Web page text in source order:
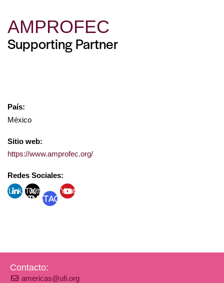
AMPROFEC
Supporting Partner
País:
México
Sitio web:
https://www.amprofec.org/
Redes Sociales:
Link Twitt
Instagram
Yout
Contacto:
americas@ufi.org